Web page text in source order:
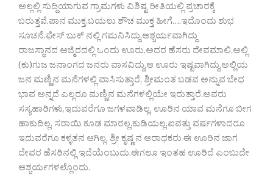
ಅಲ್ಲಲ್ಲಿ ಸುದ್ದಿಯಾಗುವ ಗ್ರಾಮಗಳು ವಿಶಿಷ್ಟ ರೀತಿಯಲ್ಲಿ ಪ್ರಚಾರಕ್ಕೆ
ಬರುತ್ತವೆ.ಪಾನ ಮುಕ್ತ,ಬಯಲು ಶೌಚ ಮುಕ್ತ ಹೀಗೆ….ಇದೊಂದು ಶುಭ
ಸೂಚನೆ.ಫೇಸ್ ಬುಕ್ ನಲ್ಲಿ ಗಮನಿಸಿದ್ದು,ಆಶ್ಚರ್ಯವಾಗಿದ್ದು
ರಾಜಸ್ಥಾನದ ಅಜ್ಮಿರದಲ್ಲಿ ಒಂದು ಊರು,ಅದರ ಹೆಸರು ದೇವಮಾಲಿ,ಅಲ್ಲಿ
(ಕು)ಗುಜ ಜನಾಂಗದ ಜನರು ವಾಸವಿದ್ದು,ಆ ಊರು ಇಷ್ಟವಾಗಿದ್ದು,ಅಲ್ಲಿಯ
ಜನ ಮಣ್ಣಿನ ಮನೆಗಳಲ್ಲಿ ವಾಸಿಸುತ್ತಾರೆ, ಶ್ರೀಮಂತ ಬಡವ ಅನ್ನುವ ಬೇಧ
ಭಾವ ಅನ್ನದೆ ಎಲ್ಲರೂ ಮಣ್ಣಿನ ಮನೆಗಳಲ್ಲಿಯೇ ಇರುತ್ತಾರೆ.ಅವರು
ಸಸ್ಯಹಾರಿಗಳು,ಇದುವರೆಗೂ ಜಗಳವಾಡಿಲ್ಲ, ಊರಿನ ಯಾವ ಮನೆಗೂ ಬೀಗ
ಹಾಕುದಿಲ್ಲ, ಸರಾಯಿ ಕೂಡ ಮಾರಲ್ಲ,ಕುಡಿಯಲ್ಲ,ಐವತ್ತು ವರ್ಷಗಳಾದರೂ
ಇದುವರೆಗೂ ಕಳ್ಳತನ ಆಗಿಲ್ಲ. ಶ್ರೀ ಕೃಷ್ಣ ನ ಆರಾಧಕರು ಈ ಊರಿನ ಜಾಗ
ದೇವರ ಹೆಸರಿನಲ್ಲಿ ಇದೆಯೆಂಬುದು.ಈಗಲೂ ಇಂತಹ ಊರಿದೆ ಎಂಬುದೇ
ಆಶ್ಚರ್ಯಗಳಲ್ಲೊಂದು.